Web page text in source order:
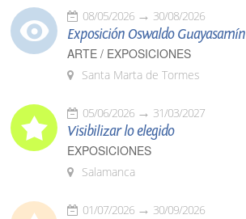
08/05/2026 30/08/2026
Exposición Oswaldo Guayasamín
ARTE / EXPOSICIONES
Santa Marta de Tormes
05/06/2026 31/03/2027
Visibilizar lo elegido
EXPOSICIONES
Salamanca
01/07/2026 30/09/2026